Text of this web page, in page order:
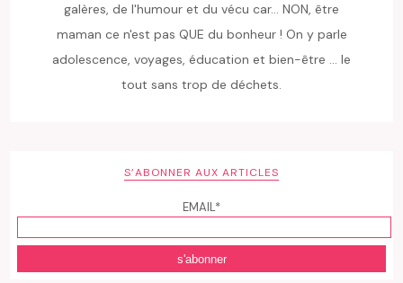
galères, de l'humour et du vécu car... NON, être
maman ce n'est pas QUE du bonheur ! On y parle
adolescence, voyages, éducation et bien-être ... le
tout sans trop de déchets.
S’ABONNER AUX ARTICLES
EMAIL*